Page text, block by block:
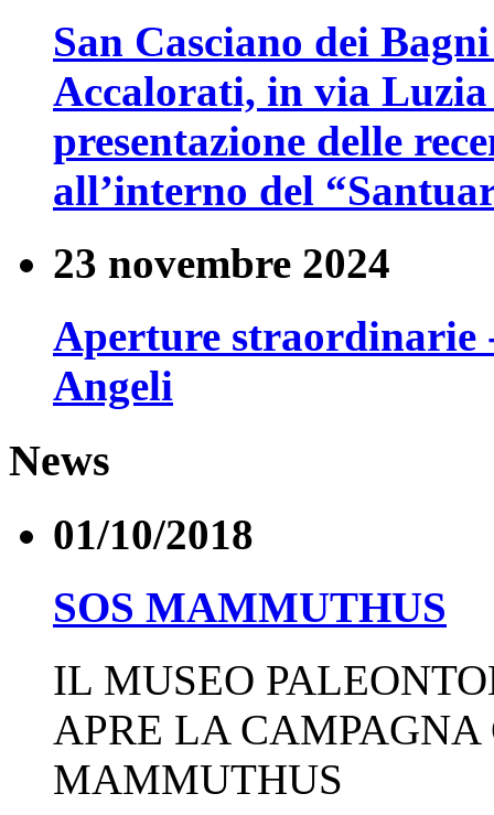
San Casciano dei
Accalorati, in via Luzia
presentazione delle
all’interno del
23 novembre 2024
Aperture straordinarie
Angeli
News
01/10/2018
SOS MAMMUTHUS
IL MUSEO
APRE LA
MAMMUTHUS